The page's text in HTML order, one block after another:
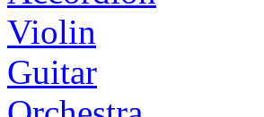
Violin
Guitar